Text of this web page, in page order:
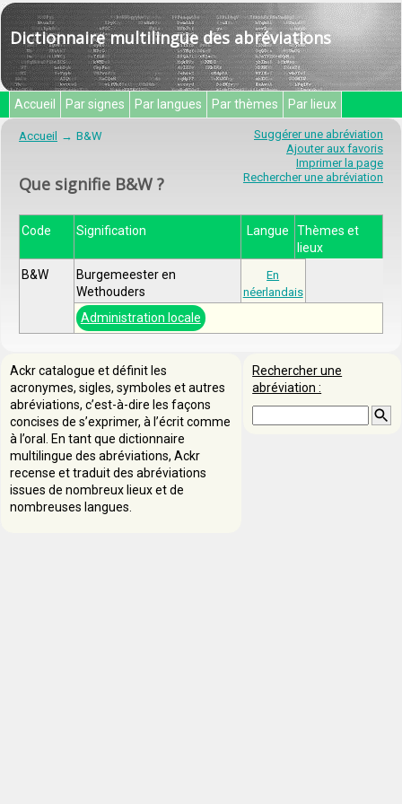
Dictionnaire multilingue des abréviations
Accueil Par signes Par langues Par thèmes Par lieux
Suggérer une abréviation
Ajouter aux favoris
Imprimer la page
Rechercher une abréviation
Accueil B&W
Que signifie B&W ?
Code Signification Langue
Thèmes et
lieux
B&W
Burgemeester en
Wethouders
En
néerlandais
Administration locale
Rechercher une
abréviation :
Ackr catalogue et définit les
acronymes, sigles, symboles et autres
abréviations, c’est-à-dire les façons
concises de s’exprimer, à l’écrit comme
à l’oral. En tant que dictionnaire
multilingue des abréviations, Ackr
recense et traduit des abréviations
issues de nombreux lieux et de
nombreuses langues.